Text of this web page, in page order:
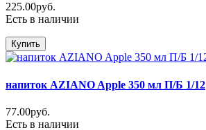
225.00руб.
Есть в наличии
Купить
напиток AZIANO Apple 350 мл П/Б 1/12
77.00руб.
Есть в наличии